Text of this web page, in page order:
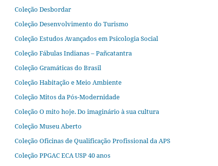
Coleção Desbordar
Coleção Desenvolvimento do Turismo
Coleção Estudos Avançados em Psicologia Social
Coleção Fábulas Indianas – Pañcatantra
Coleção Gramáticas do Brasil
Coleção Habitação e Meio Ambiente
Coleção Mitos da Pós-Modernidade
Coleção O mito hoje. Do imaginário à sua cultura
Coleção Museu Aberto
Coleção Oficinas de Qualificação Profissional da APS
Coleção PPGAC ECA USP 40 anos